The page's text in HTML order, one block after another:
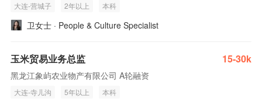
大连-营城子 2年以上 本科
卫女士 · People & Culture Specialist
玉米贸易业务总监 15-30k
黑龙江象屿农业物产有限公司 A轮融资
大连-寺儿沟 5年以上 本科